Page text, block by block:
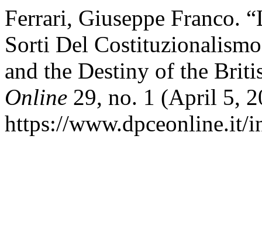
Ferrari, Giuseppe Franco.
Sorti Del
and the Destiny of the
Online 29, no. 1 (April 5,
https://www.dpceonline.it/